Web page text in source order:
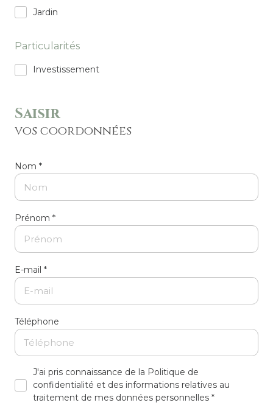
Jardin
Particularités
Investissement
Saisir
vos coordonnées
Nom *
Prénom *
E-mail *
Téléphone
J'ai pris connaissance de la Politique de
confidentialité et des informations relatives au
traitement de mes données personnelles *